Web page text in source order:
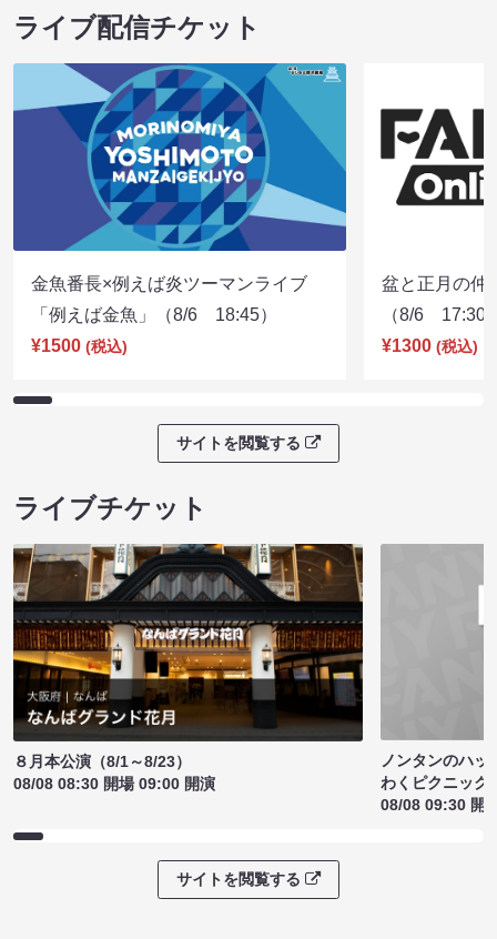
ライブ配信チケット
金魚番長×例えば炎ツーマンライブ
「例えば金魚」（8/6 18:45）
¥1500 (税込)
盆と正月の仲
（8/6 17:30
¥1300 (税込)
サイトを閲覧する
ライブチケット
８月本公演（8/1～8/23）
08/08 08:30 開場 09:00 開演
ノンタンのハッ
わくピクニック
08/08 09:30 開
サイトを閲覧する